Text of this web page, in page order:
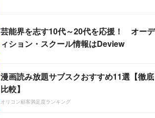
芸能界を志す10代～20代を応援！ オーデ
ィション・スクール情報はDeview
漫画読み放題サブスクおすすめ11選【徹底
比較】
オリコン顧客満足度ランキング